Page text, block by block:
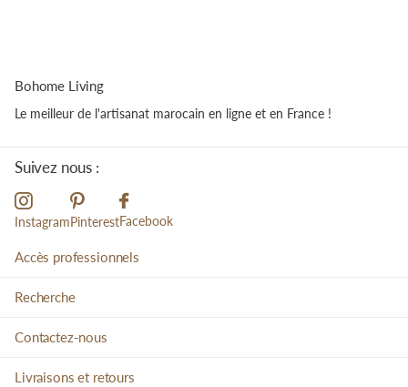
Bohome Living
Le meilleur de l'artisanat marocain en ligne et en France !
Suivez nous :
InstagramPinterestFacebook
Accès professionnels
Recherche
Contactez-nous
Livraisons et retours